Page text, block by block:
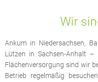
Wir
Ankum in Niedersachsen,
Lützen in Sachsen-Anhalt
Flächenversorgung sind wir
Betrieb regelmäßig